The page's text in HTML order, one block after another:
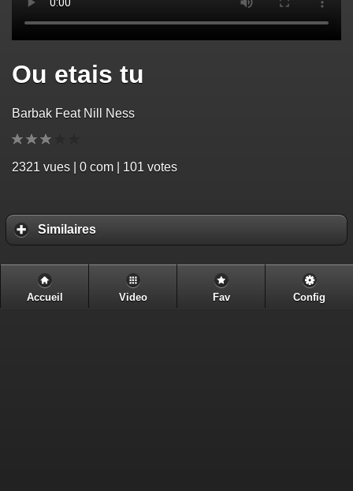
Ou etais tu
Barbak Feat Nill Ness
2321 vues | 0 com | 101 votes
Similaires
Accueil Video Fav Config